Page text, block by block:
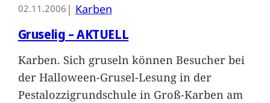
02.11.2006 | Karben
Gruselig – AKTUELL
Karben. Sich gruseln können Besucher bei
der Halloween-Grusel-Lesung in der
Pestalozzigrundschule in Groß-Karben am